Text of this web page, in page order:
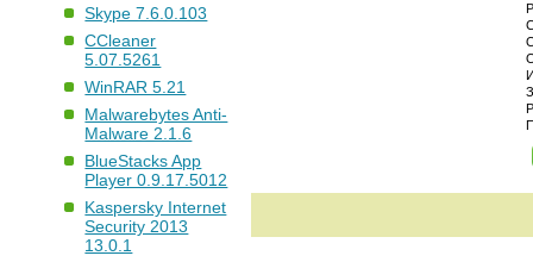
Skype 7.6.0.103
CCleaner
5.07.5261
WinRAR 5.21
Malwarebytes Anti-
Malware 2.1.6
BlueStacks App
Player 0.9.17.5012
Kaspersky Internet
Security 2013
13.0.1